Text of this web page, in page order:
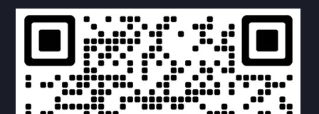
产品中心
病房设备
供氧设备